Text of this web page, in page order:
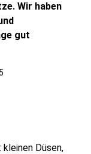
Wir haben
gut
Düsen,